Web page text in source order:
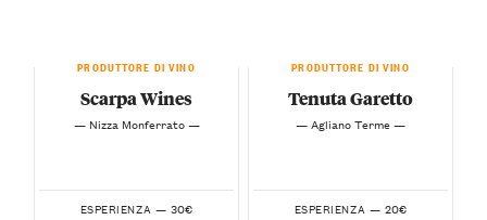
PRODUTTORE DI VINO
Scarpa Wines
— Nizza Monferrato —
ESPERIENZA — 30€
PRODUTTORE DI VINO
Tenuta Garetto
— Agliano Terme —
ESPERIENZA — 20€